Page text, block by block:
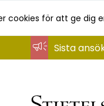
cookies för att ge dig
Sista